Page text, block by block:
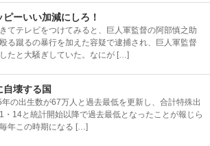
ピーいい加減にしろ！
てテレビをつけてみると、巨人軍監督の阿部慎之助
る蹴るの暴行を加えた容疑で逮捕され、巨人軍監督
たと大騒ぎしていた。なにが […]
自壊する国
の出生数が67万人と過去最低を更新し、合計特殊出
・14と統計開始以降で過去最低となったことが報じら
年この時期になる […]